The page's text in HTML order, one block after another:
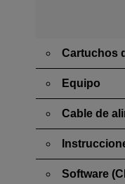
Cartuchos
Equipo
Cable de
Software